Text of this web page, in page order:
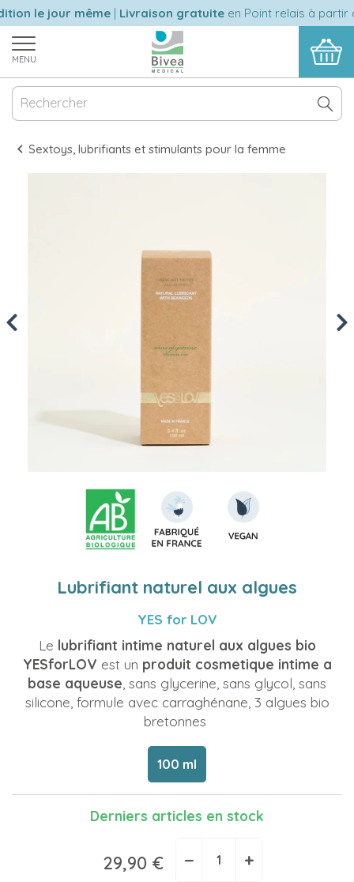
le jour même|Livraison gratuiteen Point relais à partir
MENU
Sextoys, lubrifiants et stimulants pour la femme
Previous
Lubrifiant naturel aux algues
YES for LOV
Le lubrifiant intime naturel aux algues bio
YESforLOV est un produit cosmetique intime a
base aqueuse , sans glycerine, sans glycol, sans
silicone, formule avec carraghénane, 3 algues bio
bretonnes
100 ml
Derniers articles en stock
29,90 € − +